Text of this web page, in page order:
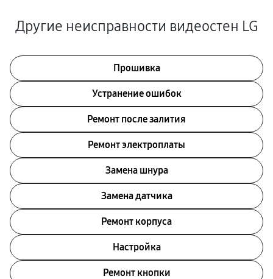
Другие неисправности видеостен LG
Прошивка
Устранение ошибок
Ремонт после залития
Ремонт электроплаты
Замена шнура
Замена датчика
Ремонт корпуса
Настройка
Ремонт кнопки